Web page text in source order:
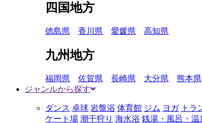
四国地方
徳島県 香川県 愛媛県 高知県
九州地方
福岡県 佐賀県 長崎県 大分県 熊本県
ジャンルから探す
ダンス 卓球 岩盤浴 体育館 ジム ヨガ トラ
ケート場 潮干狩り 海水浴 銭湯・風呂・温